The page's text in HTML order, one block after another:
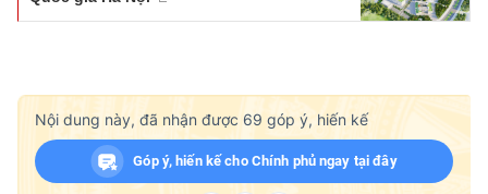
Nội dung này, đã nhận được 69 góp ý, hiến kế
Góp ý, hiến kế cho Chính phủ ngay tại đây